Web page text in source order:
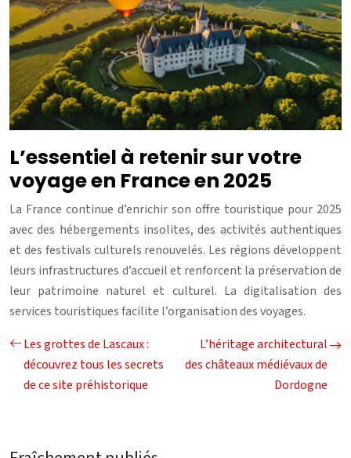
L’essentiel à retenir sur votre
voyage en France en 2025
La France continue d’enrichir son offre touristique pour 2025
avec des hébergements insolites, des activités authentiques
et des festivals culturels renouvelés. Les régions développent
leurs infrastructures d’accueil et renforcent la préservation de
leur patrimoine naturel et culturel. La digitalisation des
services touristiques facilite l’organisation des voyages.
Les grottes de Lascaux :
découvrez tous les secrets
de ce site préhistorique
L’héritage architectural
des châteaux médiévaux de
Dordogne